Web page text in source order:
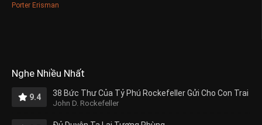
Porter Erisman
Nghe Nhiều Nhất
9.4 38 Bức Thư Của Tỷ Phú Rockefeller Gửi Cho Con Trai
John D. Rockefeller